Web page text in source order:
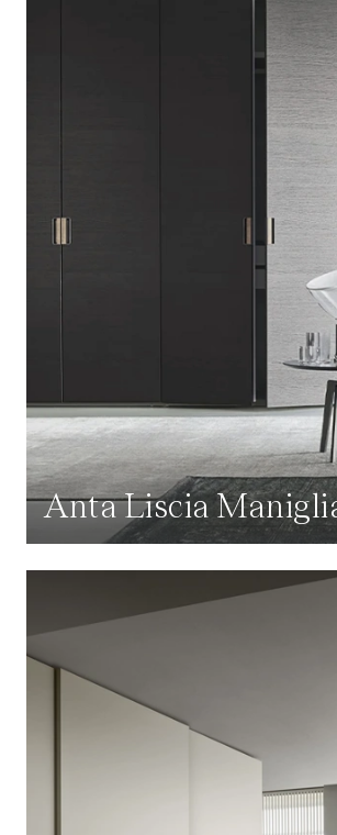
Anta Liscia